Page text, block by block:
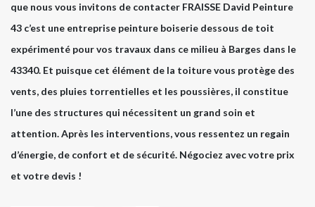
que nous vous invitons de contacter FRAISSE David Peinture
43 c’est une entreprise peinture boiserie dessous de toit
expérimenté pour vos travaux dans ce milieu à Barges dans le
43340. Et puisque cet élément de la toiture vous protège des
vents, des pluies torrentielles et les poussières, il constitue
l’une des structures qui nécessitent un grand soin et
attention. Après les interventions, vous ressentez un regain
d’énergie, de confort et de sécurité. Négociez avec votre prix
et votre devis !